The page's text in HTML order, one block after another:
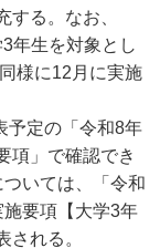
る。なお、
年生を対象とし
様に12月に実施
予定の「令和8年
項」で確認でき
いては、「令和
要項【大学3年
される。